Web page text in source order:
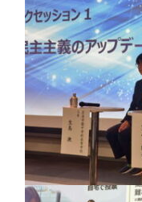
国内・海外研
キャンプ